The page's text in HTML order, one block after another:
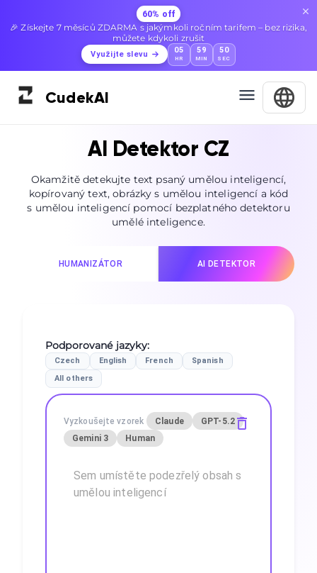
60% off
🎉 Získejte 7 měsíců ZDARMA s jakýmkoli ročním tarifem – bez rizika,
můžete kdykoli zrušit
Využijte slevu 05
HR
59
MIN
48
SEC
CudekAI
AI Detektor CZ
Okamžitě detekujte text psaný umělou inteligencí,
kopírovaný text, obrázky s umělou inteligencí a kód
s umělou inteligencí pomocí bezplatného detektoru
umělé inteligence.
HUMANIZÁTOR AI DETEKTOR
Podporované jazyky:
Czech English French
Spanish
All others
Vyzkoušejte vzorek Claude
GPT-5.2
Gemini 3
Human